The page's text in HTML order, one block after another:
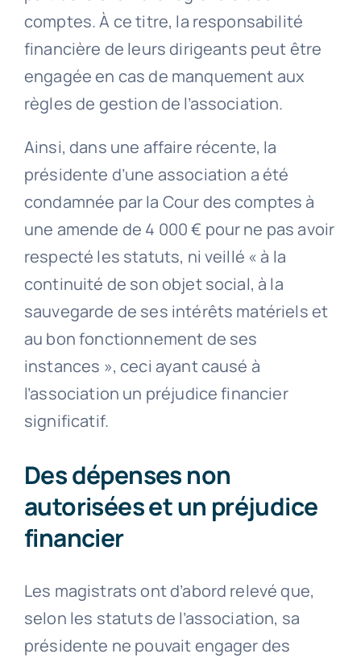
comptes. À ce titre, la responsabilité
financière de leurs dirigeants peut être
engagée en cas de manquement aux
règles de gestion de l’association.
Ainsi, dans une affaire récente, la
présidente d’une association a été
condamnée par la Cour des comptes à
une amende de 4 000 € pour ne pas avoir
respecté les statuts, ni veillé « à la
continuité de son objet social, à la
sauvegarde de ses intérêts matériels et
au bon fonctionnement de ses
instances », ceci ayant causé à
l’association un préjudice financier
significatif.
Des dépenses non
autorisées et un préjudice
financier
Les magistrats ont d’abord relevé que,
selon les statuts de l’association, sa
présidente ne pouvait engager des